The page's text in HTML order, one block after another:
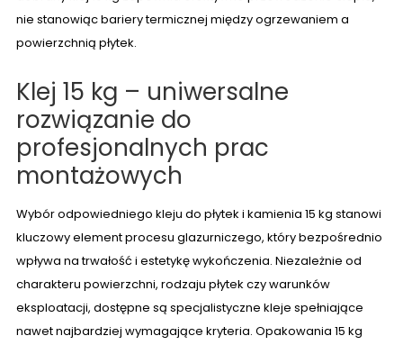
nie stanowiąc bariery termicznej między ogrzewaniem a
powierzchnią płytek.
Klej 15 kg – uniwersalne
rozwiązanie do
profesjonalnych prac
montażowych
Wybór odpowiedniego kleju do płytek i kamienia 15 kg stanowi
kluczowy element procesu glazurniczego, który bezpośrednio
wpływa na trwałość i estetykę wykończenia. Niezależnie od
charakteru powierzchni, rodzaju płytek czy warunków
eksploatacji, dostępne są specjalistyczne kleje spełniające
nawet najbardziej wymagające kryteria. Opakowania 15 kg